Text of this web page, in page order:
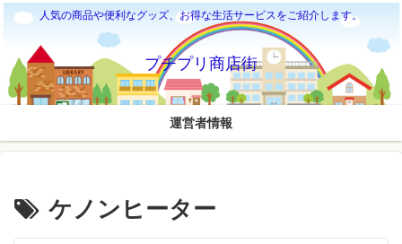
人気の商品や便利なグッズ、お得な生活サービスをご紹介します。
プチプリ商店街
運営者情報
ケノンヒーター